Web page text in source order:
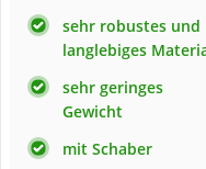
sehr robustes und
langlebiges
sehr geringes
Gewicht
mit Schaber